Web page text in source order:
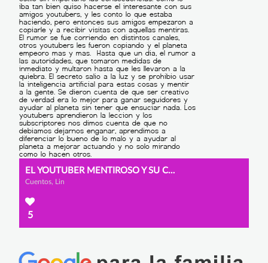
EL YOUTUBER MENTIROSO Y SU CONSECUENCIA
Cuentos, Lin
5